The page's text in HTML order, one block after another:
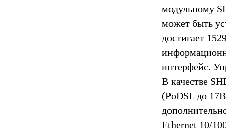
модульному
может быть
достигает
интерфейс.
В качестве
(PoDSL до
Ethernet 10/